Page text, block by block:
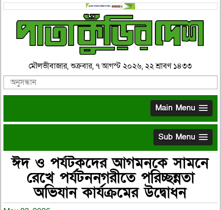
মৌলভীবাজার, শুক্রবার, ৭ আগস্ট ২০২৬, ২২ শ্রাবণ ১৪৩৩
Main Menu
Sub Menu
ঈদ ও পর্যটকদের আগমনকে সামনে
রেখে পর্যটননগরীতে পরিচ্ছন্নতা
অভিযান কার্যক্রমের উদ্বোধন